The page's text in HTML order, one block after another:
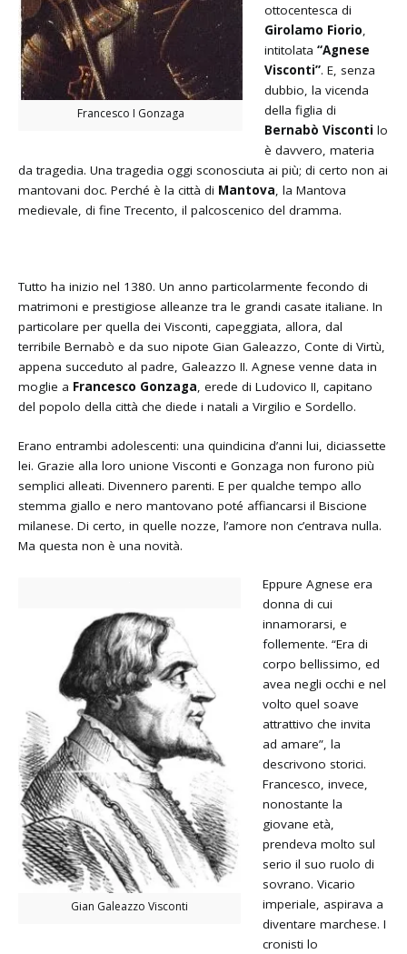
Francesco I Gonzaga
ottocentesca di
Girolamo Fiorio,
intitolata“Agnese
Visconti”. E, senza
dubbio, la vicenda
della figlia di
Bernabò Visconti lo
è davvero, materia
da tragedia. Una tragedia oggi sconosciuta ai più; di certo non ai
mantovani doc. Perché è la città di Mantova, la Mantova
medievale, di fine Trecento, il palcoscenico del dramma.
Tutto ha inizio nel 1380. Un anno particolarmente fecondo di
matrimoni e prestigiose alleanze tra le grandi casate italiane. In
particolare per quella dei Visconti, capeggiata, allora, dal
terribile Bernabò e da suo nipote Gian Galeazzo, Conte di Virtù,
appena succeduto al padre, Galeazzo II. Agnese venne data in
moglie a Francesco Gonzaga, erede di Ludovico II, capitano
del popolo della città che diede i natali a Virgilio e Sordello.
Erano entrambi adolescenti: una quindicina d’anni lui, diciassette
lei. Grazie alla loro unione Visconti e Gonzaga non furono più
semplici alleati. Divennero parenti. E per qualche tempo allo
stemma giallo e nero mantovano poté affiancarsi il Biscione
milanese. Di certo, in quelle nozze, l’amore non c’entrava nulla.
Ma questa non è una novità.
Gian Galeazzo Visconti
Eppure Agnese era
donna di cui
innamorarsi, e
follemente. “Era di
corpo bellissimo, ed
avea negli occhi e nel
volto quel soave
attrattivo che invita
ad amare”, la
descrivono storici.
Francesco, invece,
nonostante la
giovane età,
prendeva molto sul
serio il suo ruolo di
sovrano. Vicario
imperiale, aspirava a
diventare marchese. I
cronisti lo